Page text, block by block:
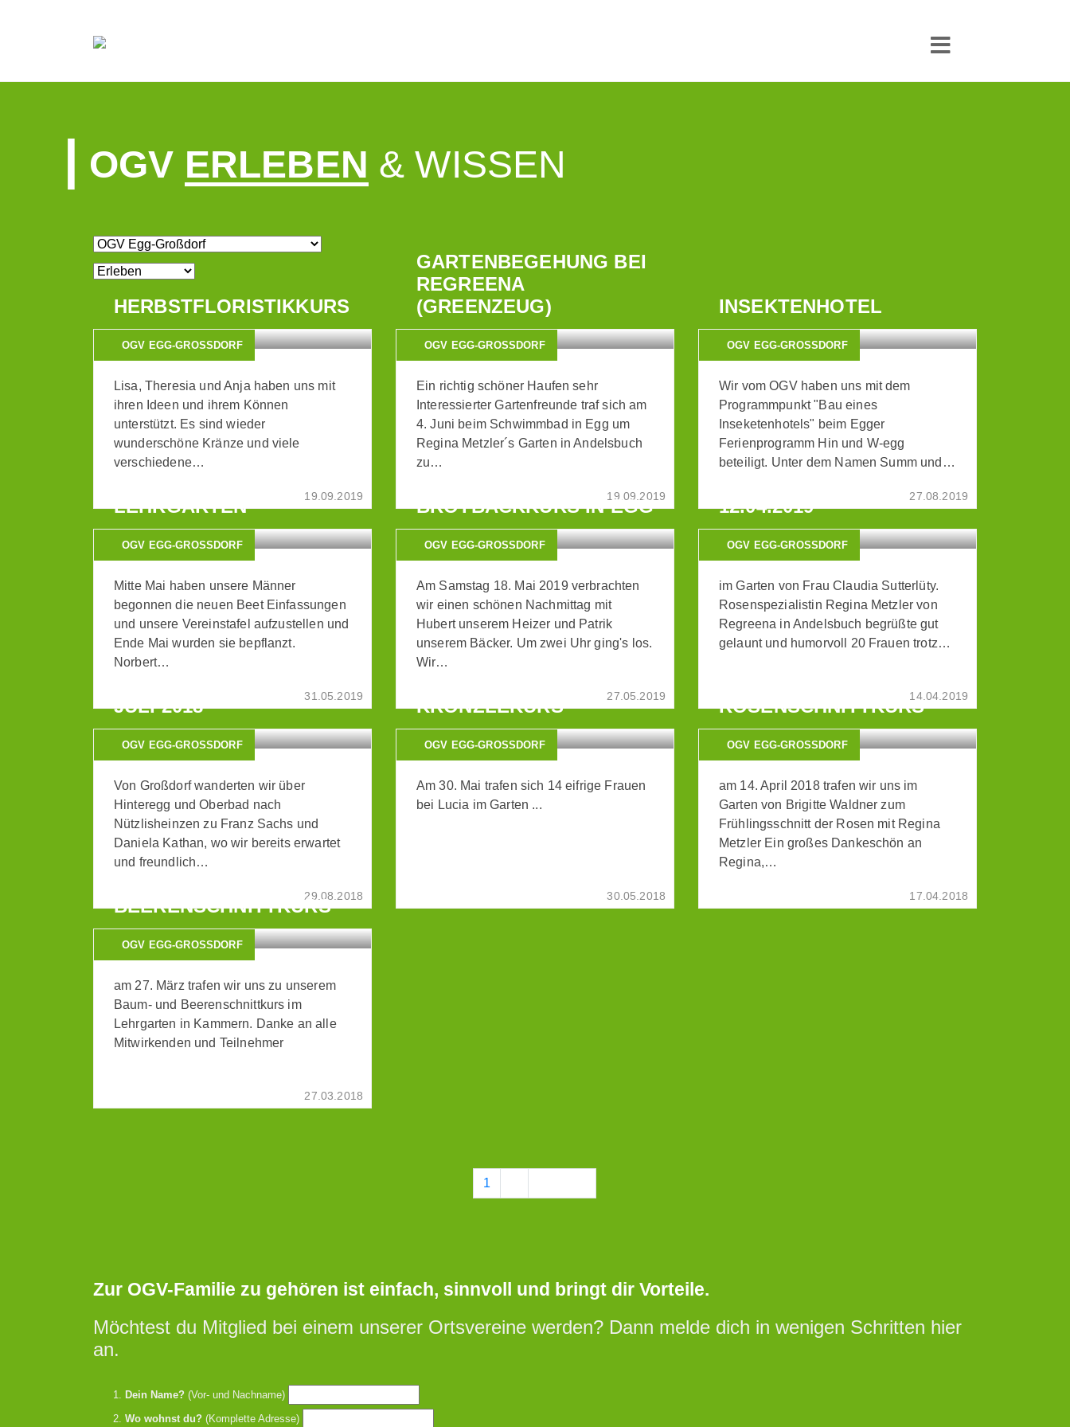
OGV ERLEBEN & WISSEN
HERBSTFLORISTIKKURS
OGV EGG-GROSSDORF
Lisa, Theresia und Anja haben uns mit
ihren Ideen und ihrem Können
unterstützt. Es sind wieder
wunderschöne Kränze und viele
verschiedene…
19.09.2019
GARTENBEGEHUNG BEI
REGREENA
(GREENZEUG)
OGV EGG-GROSSDORF
Ein richtig schöner Haufen sehr
Interessierter Gartenfreunde traf sich am
4. Juni beim Schwimmbad in Egg um
Regina Metzler´s Garten in Andelsbuch
zu…
19.09.2019
INSEKTENHOTEL
OGV EGG-GROSSDORF
Wir vom OGV haben uns mit dem
Programmpunkt "Bau eines
Inseketenhotels" beim Egger
Ferienprogramm Hin und W-egg
beteiligt. Unter dem Namen Summ und…
27.08.2019
LEHRGARTEN
OGV EGG-GROSSDORF
Mitte Mai haben unsere Männer
begonnen die neuen Beet Einfassungen
und unsere Vereinstafel aufzustellen und
Ende Mai wurden sie bepflanzt.
Norbert…
31.05.2019
BROTBACKKURS IN EGG
OGV EGG-GROSSDORF
Am Samstag 18. Mai 2019 verbrachten
wir einen schönen Nachmittag mit
Hubert unserem Heizer und Patrik
unserem Bäcker. Um zwei Uhr ging's los.
Wir…
27.05.2019
12.04.2019
OGV EGG-GROSSDORF
im Garten von Frau Claudia Sutterlüty.
Rosenspezialistin Regina Metzler von
Regreena in Andelsbuch begrüßte gut
gelaunt und humorvoll 20 Frauen trotz…
14.04.2019
JULI 2018
OGV EGG-GROSSDORF
Von Großdorf wanderten wir über
Hinteregg und Oberbad nach
Nützlisheinzen zu Franz Sachs und
Daniela Kathan, wo wir bereits erwartet
und freundlich…
29.08.2018
KRÖNZLEKURS
OGV EGG-GROSSDORF
Am 30. Mai trafen sich 14 eifrige Frauen
bei Lucia im Garten ...
30.05.2018
ROSENSCHNITTKURS
OGV EGG-GROSSDORF
am 14. April 2018 trafen wir uns im
Garten von Brigitte Waldner zum
Frühlingsschnitt der Rosen mit Regina
Metzler Ein großes Dankeschön an
Regina,…
17.04.2018
BEERENSCHNITTKURS
OGV EGG-GROSSDORF
am 27. März trafen wir uns zu unserem
Baum- und Beerenschnittkurs im
Lehrgarten in Kammern. Danke an alle
Mitwirkenden und Teilnehmer
27.03.2018
1
Zur OGV-Familie zu gehören ist einfach, sinnvoll und bringt dir Vorteile.
Möchtest du Mitglied bei einem unserer Ortsvereine werden? Dann melde dich in wenigen Schritten hier
an.
Dein Name? (Vor- und Nachname)
Wo wohnst du? (Komplette Adresse)